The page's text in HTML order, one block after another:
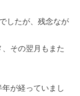
したが、残念なが
その翌月もまた
が経っていまし